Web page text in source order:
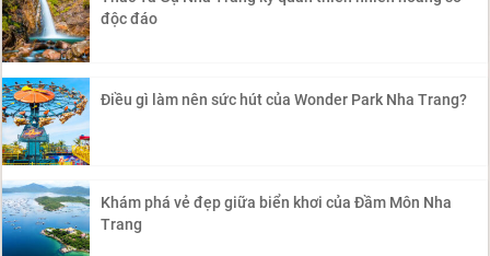
độc đáo
Điều gì làm nên sức hút của Wonder Park Nha Trang?
Khám phá vẻ đẹp giữa biển khơi của Đầm Môn Nha
Trang